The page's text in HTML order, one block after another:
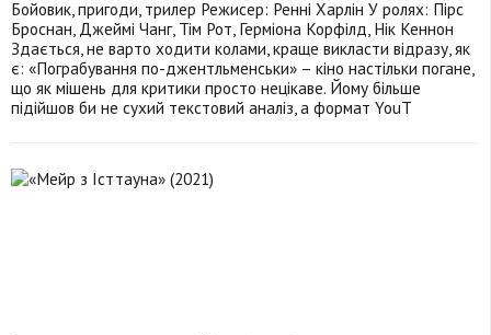
Бойовик, пригоди, трилер Режисер: Ренні Харлін У ролях: Пірс
Броснан, Джеймі Чанг, Тім Рот, Герміона Корфілд, Нік Кеннон
Здається, не варто ходити колами, краще викласти відразу, як
є: «Пограбування по-джентльменськи» – кіно настільки погане,
що як мішень для критики просто нецікаве. Йому більше
підійшов би не сухий текстовий аналіз, а формат YouT